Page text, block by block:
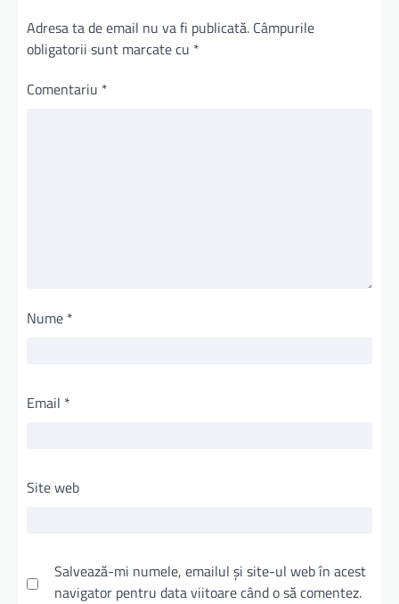
Adresa ta de email nu va fi publicată. Câmpurile
obligatorii sunt marcate cu *
Comentariu *
Nume *
Email *
Site web
Salvează-mi numele, emailul și site-ul web în acest
navigator pentru data viitoare când o să comentez.